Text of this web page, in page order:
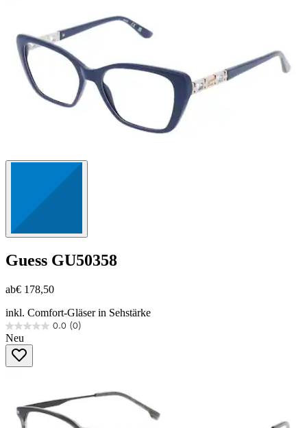
Guess GU50358
ab€ 178,50
inkl. Comfort-Gläser in Sehstärke
0.0 (0)
0.0
von
Sternen.
Neu